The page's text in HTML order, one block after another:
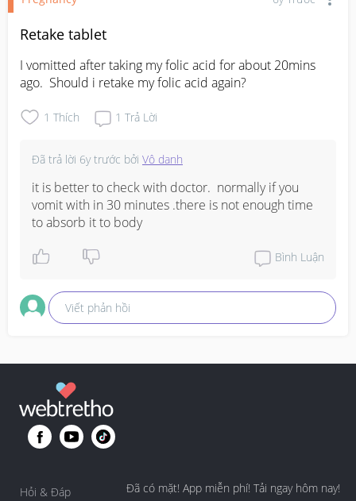
Retake tablet
I vomitted after taking my folic acid for about 20mins
ago.  Should i retake my folic acid again?
1 Thích 1 Trả Lời
Đã trả lời 6y trước bởi Vô danh
it is better to check with doctor.  normally if you
vomit with in 30 minutes .there is not enough time
to absorb it to body
Bình Luận
Viết phản hồi
Hỏi & Đáp Đã có mặt! App miễn phí! Tải ngay hôm nay!